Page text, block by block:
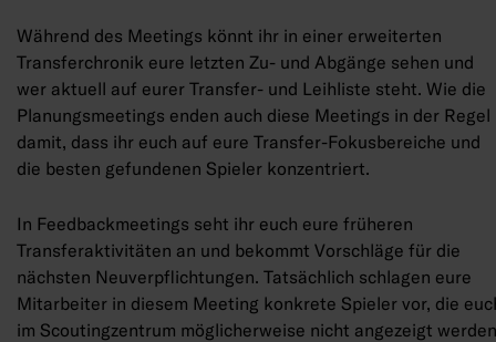
Während des Meetings könnt ihr in einer erweiterten
Transferchronik eure letzten Zu- und Abgänge sehen und
wer aktuell auf eurer Transfer- und Leihliste steht. Wie die
Planungsmeetings enden auch diese Meetings in der Regel
damit, dass ihr euch auf eure Transfer-Fokusbereiche und
die besten gefundenen Spieler konzentriert.
In Feedbackmeetings seht ihr euch eure früheren
Transferaktivitäten an und bekommt Vorschläge für die
nächsten Neuverpflichtungen. Tatsächlich schlagen eure
Mitarbeiter in diesem Meeting konkrete Spieler vor, die
im Scoutingzentrum möglicherweise nicht angezeigt